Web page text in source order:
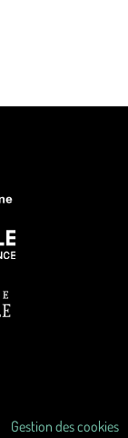
Gestion des cookies